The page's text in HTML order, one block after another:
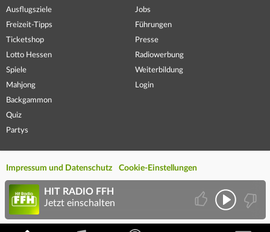
Ausflugsziele
Freizeit-Tipps
Ticketshop
Lotto Hessen
Spiele
Mahjong
Backgammon
Quiz
Partys
Jobs
Führungen
Presse
Radiowerbung
Weiterbildung
Login
Impressum und Datenschutz Cookie-Einstellungen
HIT RADIO FFH
Jetzt einschalten